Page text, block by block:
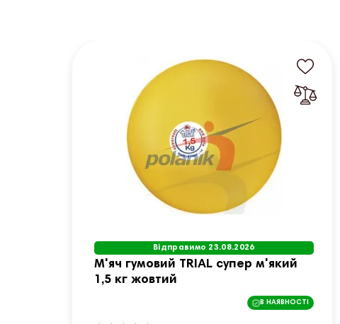
Відправимо 23.08.2026
М'яч гумовий TRIAL супер м'який
1,5 кг жовтий
В НАЯВНОСТІ